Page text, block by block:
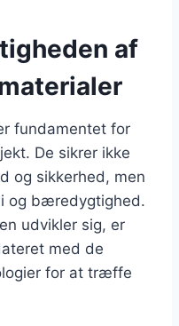
af
fundamentet for
De sikrer ikke
og sikkerhed, men
og bæredygtighed.
udvikler sig, er
med de
for at træffe